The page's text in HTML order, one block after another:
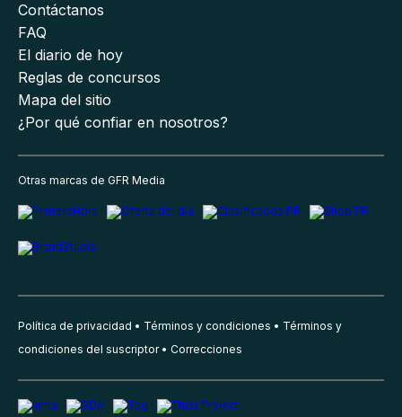
Contáctanos
FAQ
El diario de hoy
Reglas de concursos
Mapa del sitio
¿Por qué confiar en nosotros?
Otras marcas de GFR Media
Política de privacidad Términos y condiciones
Términos y
condiciones del suscriptor
Correcciones